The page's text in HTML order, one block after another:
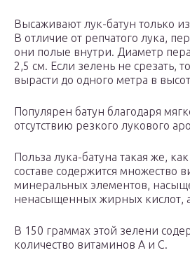
Высаживают лук-батун только
В отличие от репчатого лука,
они полые внутри. Диаметр
2,5 см. Если зелень не срезать,
вырасти до одного метра в
Популярен батун благодаря
отсутствию резкого лукового
Польза лука-батуна такая же,
составе содержится множество
минеральных элементов,
ненасыщенных жирных кислот,
В 150 граммах этой зелени
количество витаминов А и С.